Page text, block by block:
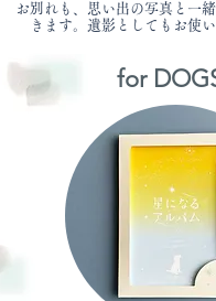
お別れも、思い出の写真と一
きます。遺影としてもお使
for